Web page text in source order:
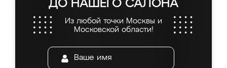
ДО НАШЕГО САЛОНА
Из любой точки Москвы и
Московской области!